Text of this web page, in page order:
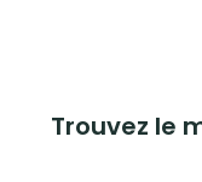
Trouvez le